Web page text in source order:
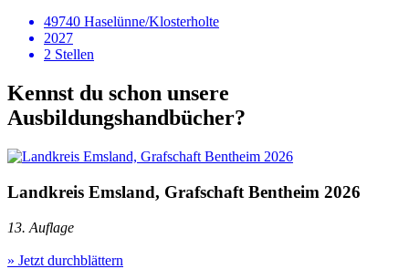
49740 Haselünne/Klosterholte
2027
2 Stellen
Kennst du schon unsere
Ausbildungshandbücher?
Landkreis Emsland, Grafschaft Bentheim 2026
13. Auflage
» Jetzt durchblättern